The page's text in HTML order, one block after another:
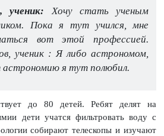
ученик: Хочу стать ученым
Пока я тут учился, мне
вот этой профессией.
ученик : Я либо астрономом,
астрономию я тут полюбил.
до 80 детей. Ребят делят на
дети учатся фильтровать воду с
собирают телескопы и изучают